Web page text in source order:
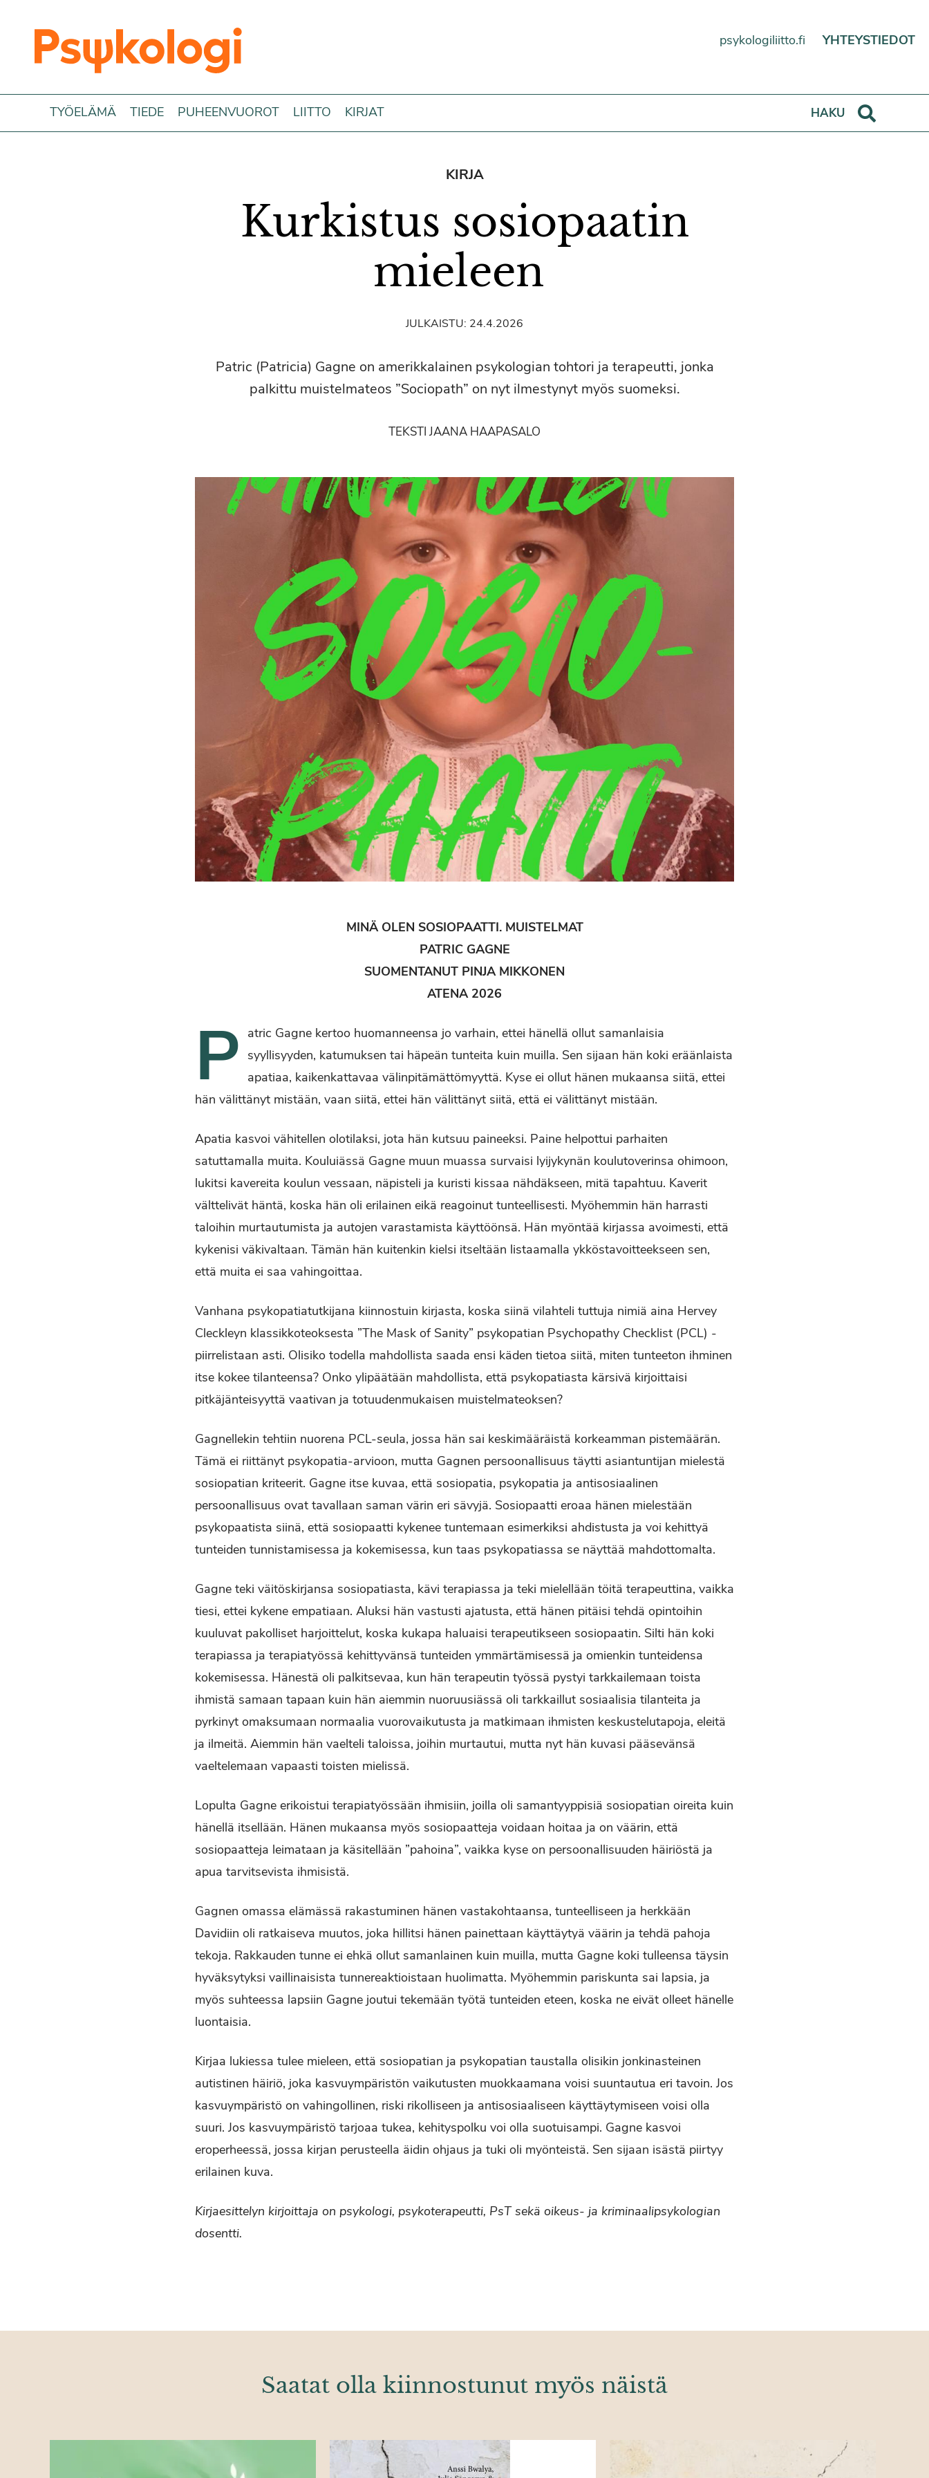
psykologiliitto.fi
YHTEYSTIEDOT
TYÖELÄMÄ TIEDE PUHEENVUOROT LIITTO KIRJAT
HAKU
KIRJA
Kurkistus sosiopaatin
mieleen
JULKAISTU: 24.4.2026
Patric (Patricia) Gagne on amerikkalainen psykologian tohtori ja terapeutti, jonka
palkittu muistelmateos ”Sociopath” on nyt ilmestynyt myös suomeksi.
TEKSTI JAANA HAAPASALO
MINÄ OLEN SOSIOPAATTI. MUISTELMAT
PATRIC GAGNE
SUOMENTANUT PINJA MIKKONEN
ATENA 2026
P atric Gagne kertoo huomanneensa jo varhain, ettei hänellä ollut samanlaisia
syyllisyyden, katumuksen tai häpeän tunteita kuin muilla. Sen sijaan hän koki eräänlaista
apatiaa, kaikenkattavaa välinpitämättömyyttä. Kyse ei ollut hänen mukaansa siitä, ettei
hän välittänyt mistään, vaan siitä, ettei hän välittänyt siitä, että ei välittänyt mistään.
Apatia kasvoi vähitellen olotilaksi, jota hän kutsuu paineeksi. Paine helpottui parhaiten
satuttamalla muita. Kouluiässä Gagne muun muassa survaisi lyijykynän koulutoverinsa ohimoon,
lukitsi kavereita koulun vessaan, näpisteli ja kuristi kissaa nähdäkseen, mitä tapahtuu. Kaverit
välttelivät häntä, koska hän oli erilainen eikä reagoinut tunteellisesti. Myöhemmin hän harrasti
taloihin murtautumista ja autojen varastamista käyttöönsä. Hän myöntää kirjassa avoimesti, että
kykenisi väkivaltaan. Tämän hän kuitenkin kielsi itseltään listaamalla ykköstavoitteekseen sen,
että muita ei saa vahingoittaa.
Vanhana psykopatiatutkijana kiinnostuin kirjasta, koska siinä vilahteli tuttuja nimiä aina Hervey
Cleckleyn klassikkoteoksesta ”The Mask of Sanity” psykopatian Psychopathy Checklist (PCL) -
piirrelistaan asti. Olisiko todella mahdollista saada ensi käden tietoa siitä, miten tunteeton ihminen
itse kokee tilanteensa? Onko ylipäätään mahdollista, että psykopatiasta kärsivä kirjoittaisi
pitkäjänteisyyttä vaativan ja totuudenmukaisen muistelmateoksen?
Gagnellekin tehtiin nuorena PCL-seula, jossa hän sai keskimääräistä korkeamman pistemäärän.
Tämä ei riittänyt psykopatia-arvioon, mutta Gagnen persoonallisuus täytti asiantuntijan mielestä
sosiopatian kriteerit. Gagne itse kuvaa, että sosiopatia, psykopatia ja antisosiaalinen
persoonallisuus ovat tavallaan saman värin eri sävyjä. Sosiopaatti eroaa hänen mielestään
psykopaatista siinä, että sosiopaatti kykenee tuntemaan esimerkiksi ahdistusta ja voi kehittyä
tunteiden tunnistamisessa ja kokemisessa, kun taas psykopatiassa se näyttää mahdottomalta.
Gagne teki väitöskirjansa sosiopatiasta, kävi terapiassa ja teki mielellään töitä terapeuttina, vaikka
tiesi, ettei kykene empatiaan. Aluksi hän vastusti ajatusta, että hänen pitäisi tehdä opintoihin
kuuluvat pakolliset harjoittelut, koska kukapa haluaisi terapeutikseen sosiopaatin. Silti hän koki
terapiassa ja terapiatyössä kehittyvänsä tunteiden ymmärtämisessä ja omienkin tunteidensa
kokemisessa. Hänestä oli palkitsevaa, kun hän terapeutin työssä pystyi tarkkailemaan toista
ihmistä samaan tapaan kuin hän aiemmin nuoruusiässä oli tarkkaillut sosiaalisia tilanteita ja
pyrkinyt omaksumaan normaalia vuorovaikutusta ja matkimaan ihmisten keskustelutapoja, eleitä
ja ilmeitä. Aiemmin hän vaelteli taloissa, joihin murtautui, mutta nyt hän kuvasi pääsevänsä
vaeltelemaan vapaasti toisten mielissä.
Lopulta Gagne erikoistui terapiatyössään ihmisiin, joilla oli samantyyppisiä sosiopatian oireita kuin
hänellä itsellään. Hänen mukaansa myös sosiopaatteja voidaan hoitaa ja on väärin, että
sosiopaatteja leimataan ja käsitellään ”pahoina”, vaikka kyse on persoonallisuuden häiriöstä ja
apua tarvitsevista ihmisistä.
Gagnen omassa elämässä rakastuminen hänen vastakohtaansa, tunteelliseen ja herkkään
Davidiin oli ratkaiseva muutos, joka hillitsi hänen painettaan käyttäytyä väärin ja tehdä pahoja
tekoja. Rakkauden tunne ei ehkä ollut samanlainen kuin muilla, mutta Gagne koki tulleensa täysin
hyväksytyksi vaillinaisista tunnereaktioistaan huolimatta. Myöhemmin pariskunta sai lapsia, ja
myös suhteessa lapsiin Gagne joutui tekemään työtä tunteiden eteen, koska ne eivät olleet hänelle
luontaisia.
Kirjaa lukiessa tulee mieleen, että sosiopatian ja psykopatian taustalla olisikin jonkinasteinen
autistinen häiriö, joka kasvuympäristön vaikutusten muokkaamana voisi suuntautua eri tavoin. Jos
kasvuympäristö on vahingollinen, riski rikolliseen ja antisosiaaliseen käyttäytymiseen voisi olla
suuri. Jos kasvuympäristö tarjoaa tukea, kehityspolku voi olla suotuisampi. Gagne kasvoi
eroperheessä, jossa kirjan perusteella äidin ohjaus ja tuki oli myönteistä. Sen sijaan isästä piirtyy
erilainen kuva.
Kirjaesittelyn kirjoittaja on psykologi, psykoterapeutti, PsT sekä oikeus- ja kriminaalipsykologian
dosentti.
Saatat olla kiinnostunut myös näistä